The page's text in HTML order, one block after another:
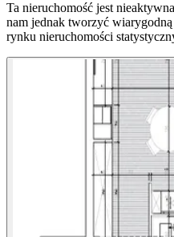
Ta nieruchomość jest
nam jednak tworzyć
rynku nieruchomości